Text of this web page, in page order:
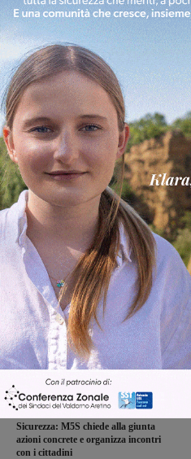
Più lette
Figline Incisa Valdarno 1
Piscina di Figline
Pnrr, il gruppo di
ringraziamento al
Cronaca 4 Agosto 2026
Un anno fa la strage in
Gianni, Giulia e
processo, lo stop ai
Cronaca 3 Agosto 2026
Scomparso da una
Fiorentino l’uomo che
Levane nel 2020
Articolo precedente
Sicurezza: M5S chiede alla giunta
azioni concrete e organizza incontri
con i cittadini